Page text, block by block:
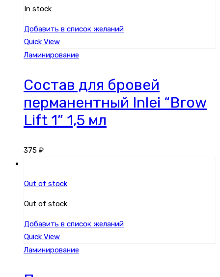
In stock
Добавить в список желаний
Quick View
Ламинирование
Состав для бровей
перманентный Inlei “Brow
Lift 1” 1,5 мл
375 ₽
Out of stock
Out of stock
Добавить в список желаний
Quick View
Ламинирование